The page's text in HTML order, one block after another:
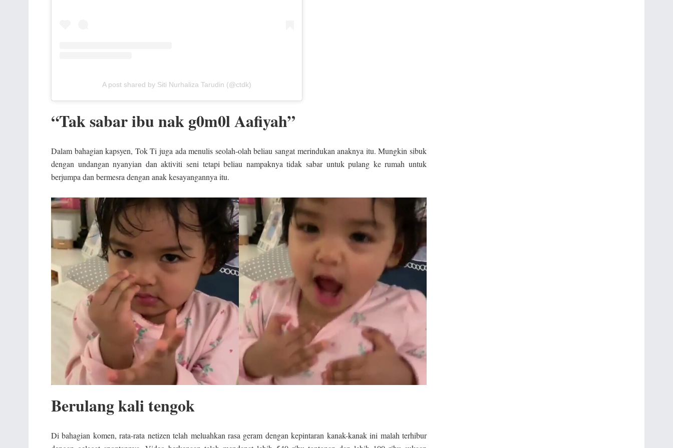
A post shared by Siti Nurhaliza Tarudin (@ctdk)
“Tak sabar ibu nak g0m0l Aafiyah”
Dalam bahagian kapsyen, Tok Ti juga ada menulis seolah-olah beliau sangat merindukan anaknya itu. Mungkin sibuk
dengan undangan nyanyian dan aktiviti seni tetapi beliau nampaknya tidak sabar untuk pulang ke rumah untuk
berjumpa dan bermesra dengan anak kesayangannya itu.
Berulang kali tengok
Di bahagian komen, rata-rata netizen telah meluahkan rasa geram dengan kepintaran kanak-kanak ini malah terhibur